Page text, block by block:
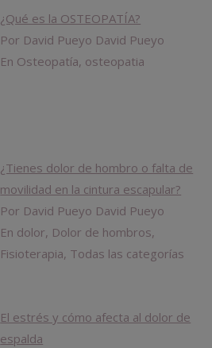
¿Qué es la OSTEOPATÍA?
Por David Pueyo David Pueyo
En Osteopatía, osteopatia
¿Tienes dolor de hombro o falta de
movilidad en la cintura escapular?
Por David Pueyo David Pueyo
En dolor, Dolor de hombros,
Fisioterapia, Todas las categorías
El estrés y cómo afecta al dolor de
espalda